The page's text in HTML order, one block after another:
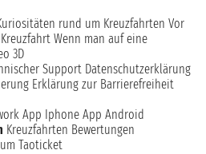
rund um Kreuzfahrten Vor
Wenn man auf eine
3D
Support Datenschutzerklärung
Erklärung zur Barrierefreiheit
App Iphone App Android
Kreuzfahrten Bewertungen
Taoticket